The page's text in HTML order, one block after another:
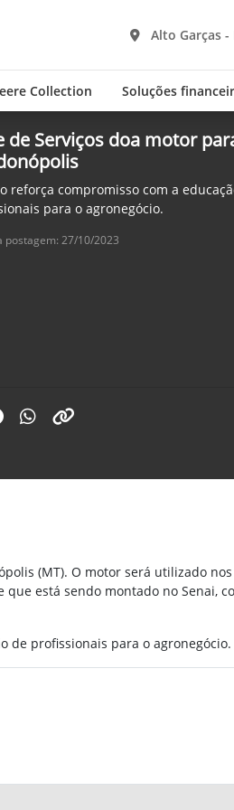
Alto Garças -
Collection Soluções
de Serviços doa motor
reforça compromisso com a
para o agronegócio.
postagem: 27/10/2023
(MT). O motor será utilizado
está sendo montado no Senai,
de profissionais para o agronegócio.